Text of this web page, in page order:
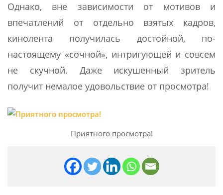
Однако, вне зависимости от мотивов и
впечатлений от отдельно взятых кадров,
кинолента получилась достойной, по-
настоящему «сочной», интригующей и совсем
не скучной. Даже искушенный зритель
получит немалое удовольствие от просмотра!
Приятного просмотра!